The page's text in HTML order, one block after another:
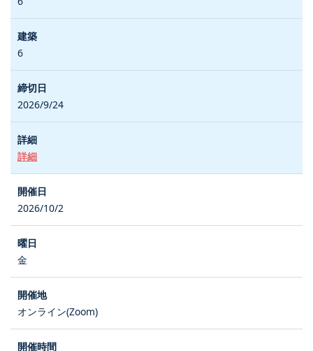
6
2026/9/24
詳細
2026/10/2
金
オンライン(Zoom)